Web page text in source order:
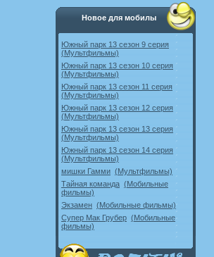
Новое для мобилы
Южный парк 13 сезон 9 серия
(Мультфильмы)
Южный парк 13 сезон 10 серия
(Мультфильмы)
Южный парк 13 сезон 11 серия
(Мультфильмы)
Южный парк 13 сезон 12 серия
(Мультфильмы)
Южный парк 13 сезон 13 серия
(Мультфильмы)
Южный парк 13 сезон 14 серия
(Мультфильмы)
мишки Гамми (Мультфильмы)
Тайная команда (Мобильные
фильмы)
Экзамен (Мобильные фильмы)
Супер Мак Грубер (Мобильные
фильмы)